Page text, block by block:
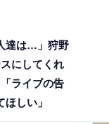
達は…」狩野
にしてくれ
ライブの告
しい」